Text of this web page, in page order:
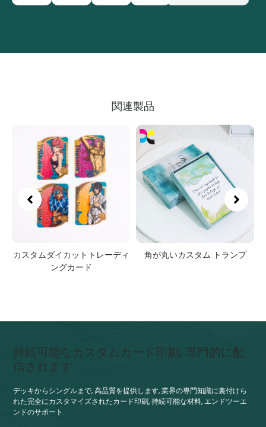
関連製品
カスタムダイカットトレーディ
ングカード
角が丸いカスタム トランプ
持続可能なカスタムカード印刷, 専門的に配
信されます
デッキからシングルまで, 高品質を提供します, 業界の専門知識に裏付けら
れた完全にカスタマイズされたカード印刷, 持続可能な材料, エンドツーエ
ンドのサポート.